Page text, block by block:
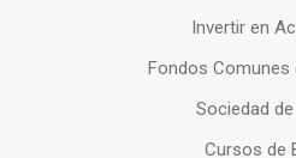
Invertir en
Fondos Comunes
Sociedad
Cursos de